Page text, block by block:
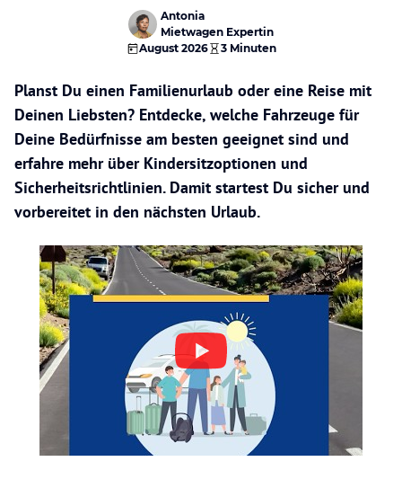
Antonia
Mietwagen Expertin
August 2026
3 Minuten
Planst Du einen Familienurlaub oder eine Reise mit
Deinen Liebsten? Entdecke, welche Fahrzeuge für
Deine Bedürfnisse am besten geeignet sind und
erfahre mehr über Kindersitzoptionen und
Sicherheitsrichtlinien. Damit startest Du sicher und
vorbereitet in den nächsten Urlaub.